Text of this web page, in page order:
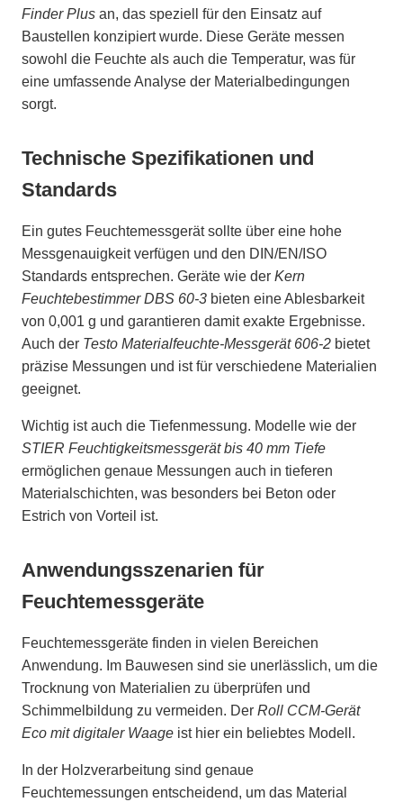
Finder Plus an, das speziell für den Einsatz auf
Baustellen konzipiert wurde. Diese Geräte messen
sowohl die Feuchte als auch die Temperatur, was für
eine umfassende Analyse der Materialbedingungen
sorgt.
Technische Spezifikationen und
Standards
Ein gutes Feuchtemessgerät sollte über eine hohe
Messgenauigkeit verfügen und den DIN/EN/ISO
Standards entsprechen. Geräte wie der Kern
Feuchtebestimmer DBS 60-3 bieten eine Ablesbarkeit
von 0,001 g und garantieren damit exakte Ergebnisse.
Auch der Testo Materialfeuchte-Messgerät 606-2 bietet
präzise Messungen und ist für verschiedene Materialien
geeignet.
Wichtig ist auch die Tiefenmessung. Modelle wie der
STIER Feuchtigkeitsmessgerät bis 40 mm Tiefe
ermöglichen genaue Messungen auch in tieferen
Materialschichten, was besonders bei Beton oder
Estrich von Vorteil ist.
Anwendungsszenarien für
Feuchtemessgeräte
Feuchtemessgeräte finden in vielen Bereichen
Anwendung. Im Bauwesen sind sie unerlässlich, um die
Trocknung von Materialien zu überprüfen und
Schimmelbildung zu vermeiden. Der Roll CCM-Gerät
Eco mit digitaler Waage ist hier ein beliebtes Modell.
In der Holzverarbeitung sind genaue
Feuchtemessungen entscheidend, um das Material